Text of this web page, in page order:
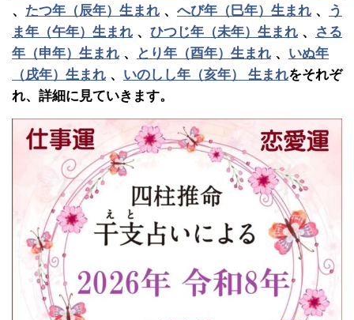
、 たつ年（辰年）生まれ 、 へび年（巳年）生まれ 、
う
ま年（午年）生まれ 、 ひつじ年（未年）生まれ 、
さる
年（申年）生まれ 、 とり年（酉年）生まれ 、 いぬ年
（戌年）生まれ 、 いのしし年（亥年） 生まれをそれぞ
れ、詳細に見ていきます。